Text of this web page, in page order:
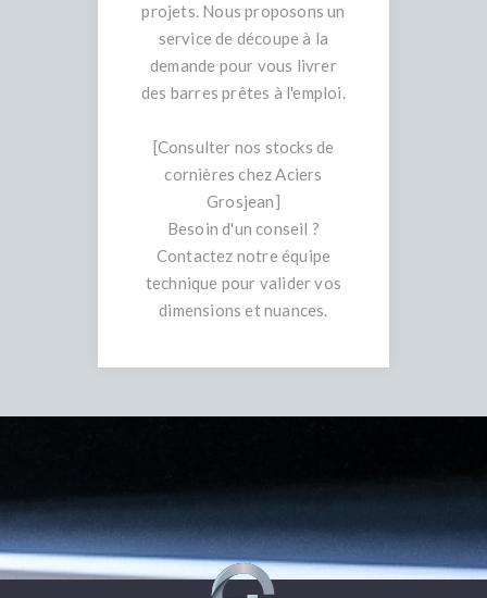
projets. Nous proposons un
service de découpe à la
demande pour vous livrer
des barres prêtes à l'emploi.
[Consulter nos stocks de
cornières chez Aciers
Grosjean]
Besoin d'un conseil ?
Contactez notre équipe
technique pour valider vos
dimensions et nuances.